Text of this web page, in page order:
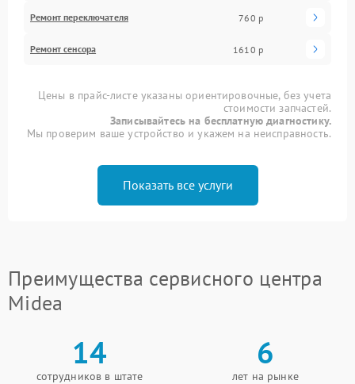
Ремонт переключателя 760 р
Ремонт сенсора 1610 р
Цены в прайс-листе указаны ориентировочные, без учета
стоимости запчастей.
Записывайтесь на бесплатную диагностику.
Мы проверим ваше устройство и укажем на неисправность.
Показать все услуги
Преимущества сервисного центра
Midea
14
сотрудников в штате
6
лет на рынке